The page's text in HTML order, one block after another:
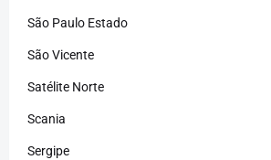
São Paulo Estado
São Vicente
Satélite Norte
Scania
Sergipe